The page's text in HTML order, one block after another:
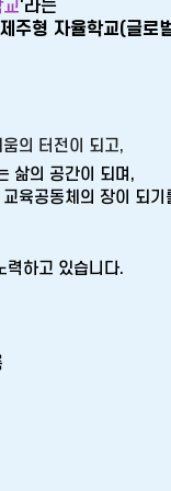
'라는
주형 자율학교(글로
의 터전이 되고,
삶의 공간이 되며 ,
육공동체의 장이 되기
력하고 있습니다.